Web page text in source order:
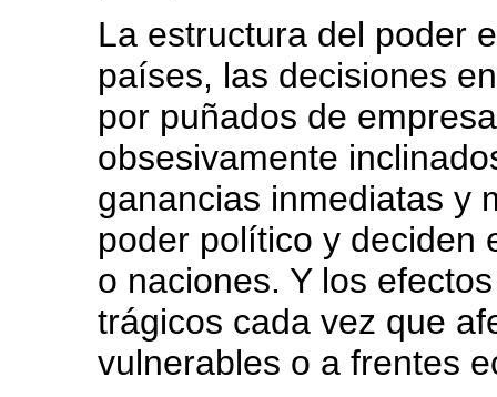
La estructura del poder
países, las decisiones
por puñados de
obsesivamente
ganancias inmediatas y
poder político y deciden
o naciones. Y los
trágicos cada vez que
vulnerables o a frentes